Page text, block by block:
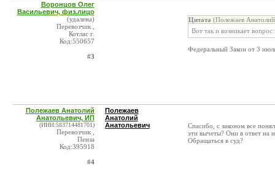
Воронцов Олег
Васильевич, физ.лицо
(удалена)
Перевозчик ,
Котлас г.
Код:550657
#3
Цитата (Полежаев
Вот так и возникает
Федеральный Закон от 3
Полежаев Анатолий
Анатольевич, ИП
(ИНН:583714481701)
Перевозчик ,
Пенза
Код:395918
#4
Полежаев
Анатолий
Анатольевич
Спасибо, с законом все
эти вычеты? Они в ответ на
Обращаться в суд?